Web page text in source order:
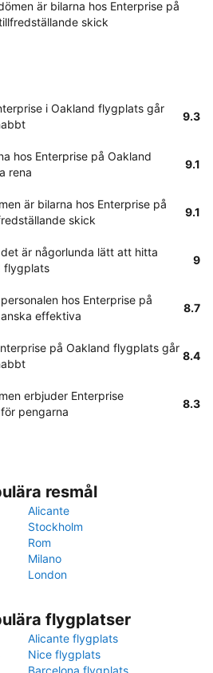
är bilarna hos Enterprise på
skick
i Oakland flygplats går
9.3
hos Enterprise på Oakland
rena
9.1
är bilarna hos Enterprise på
skick
9.1
är någorlunda lätt att hitta
flygplats
9
hos Enterprise på
effektiva
8.7
på Oakland flygplats går
8.4
erbjuder Enterprise
pengarna
8.3
resmål
Alicante
Stockholm
Rom
Milano
London
flygplatser
Alicante flygplats
Nice flygplats
Barcelona flygplats